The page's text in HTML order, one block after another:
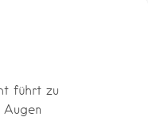
führt zu
Augen